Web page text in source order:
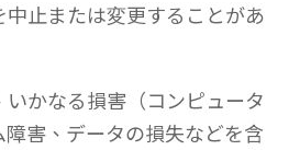
止または変更することがあ
かなる損害（コンピュータ
害、データの損失などを含